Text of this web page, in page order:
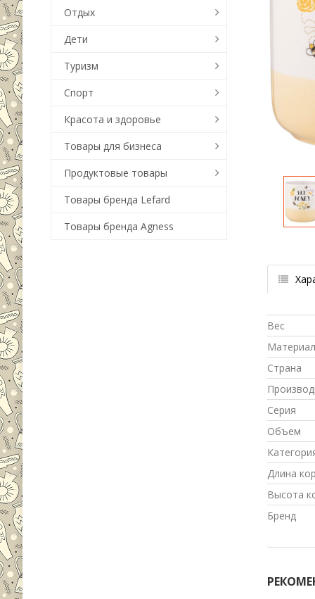
Вес
Материал
Страна
Серия
Объем
Длина
Высота
Бренд
Отдых
Дети
Туризм
Спорт
Красота и здоровье
Товары для бизнеса
Продуктовые товары
Товары бренда Lefard
Товары бренда Agness